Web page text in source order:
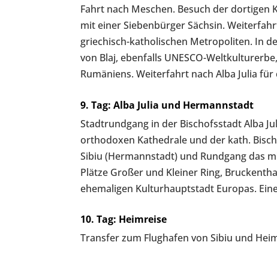
Fahrt nach Meschen. Besuch der dortigen
mit einer Siebenbürger Sächsin.
griechisch-katholischen Metropoliten. In
von Blaj, ebenfalls UNESCO-
Rumäniens. Weiterfahrt nach Alba Julia
9. Tag: Alba Julia und Hermannstadt
Stadtrundgang in der Bischofsstadt Alba
orthodoxen Kathedrale und der kath.
Sibiu (Hermannstadt) und Rundgang das
Plätze Großer und Kleiner Ring,
ehemaligen Kulturhauptstadt Europas.
10. Tag: Heimreise
Transfer zum Flughafen von Sibiu und